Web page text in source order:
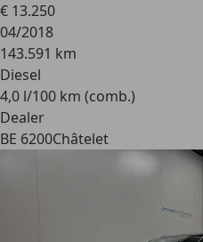
€ 13.250
04/2018
143.591 km
Diesel
4,0 l/100 km (comb.)
Dealer
BE 6200Châtelet